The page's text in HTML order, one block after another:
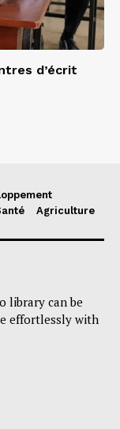
d’écrit
Agriculture
library can be
effortlessly with